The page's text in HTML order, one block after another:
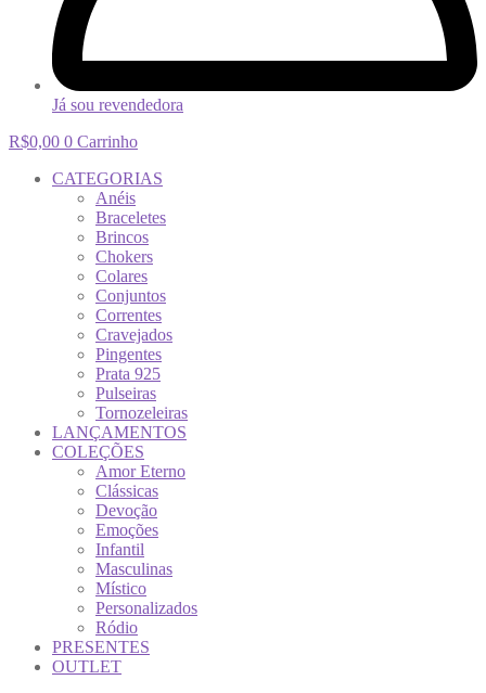
Já sou revendedora
R$0,00 0 Carrinho
CATEGORIAS
Anéis
Braceletes
Brincos
Chokers
Colares
Conjuntos
Correntes
Cravejados
Pingentes
Prata 925
Pulseiras
Tornozeleiras
LANÇAMENTOS
COLEÇÕES
Amor Eterno
Clássicas
Devoção
Emoções
Infantil
Masculinas
Místico
Personalizados
Ródio
PRESENTES
OUTLET